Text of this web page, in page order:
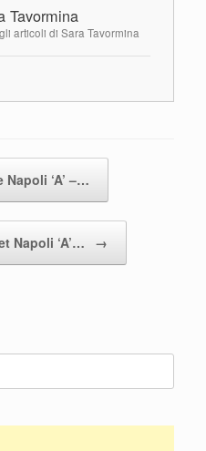
Tavormina
articoli di Sara Tavormina
Napoli ‘A’ –…
Napoli ‘A’… →